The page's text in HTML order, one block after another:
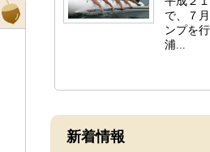
で、７
ンプを
浦...
新着情報